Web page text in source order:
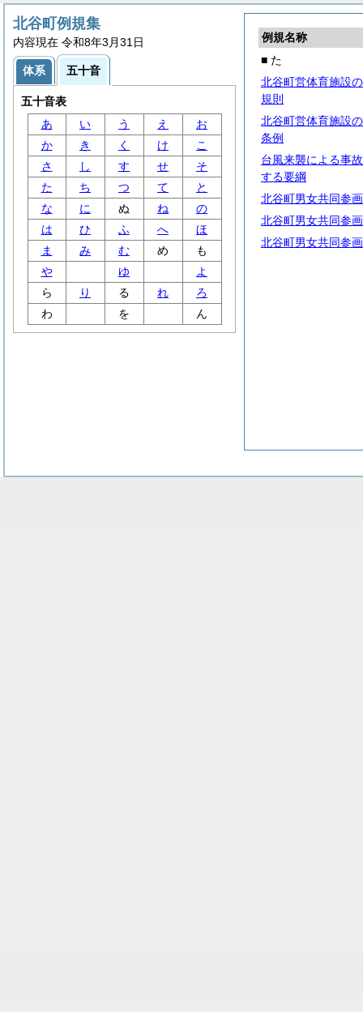
例規名称
■ た
北谷町営体育施設
規則
北谷町営体育施設
条例
台風来襲による事
する要綱
北谷町男女共同参
北谷町男女共同参
北谷町男女共同参
北谷町例規集
内容現在 令和8年3月31日
体系 五十音
五十音表
あ
い う え
お
か
き く け
こ
さ
し す せ
そ
た
ち つ て
と
な
に ぬ ね
の
は
ひ ふ へ
ほ
ま
み む め
も
や
ゆ
よ
ら
り る れ
ろ
わ
を ん